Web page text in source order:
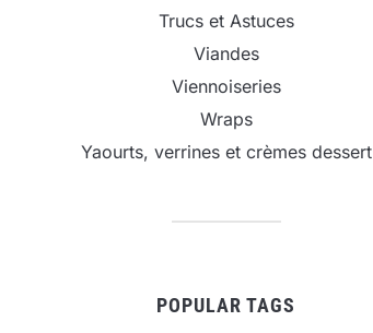
Trucs et Astuces
Viandes
Viennoiseries
Wraps
Yaourts, verrines et crèmes dessert
POPULAR TAGS